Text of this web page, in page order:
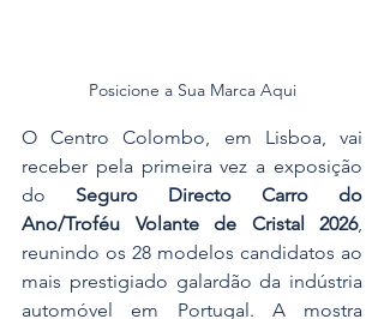
Posicione a Sua Marca Aqui
O Centro Colombo, em Lisboa, vai
receber pela primeira vez a exposição
do Seguro Directo Carro do
Ano/Troféu Volante de Cristal 2026,
reunindo os 28 modelos candidatos ao
mais prestigiado galardão da indústria
automóvel em Portugal. A mostra